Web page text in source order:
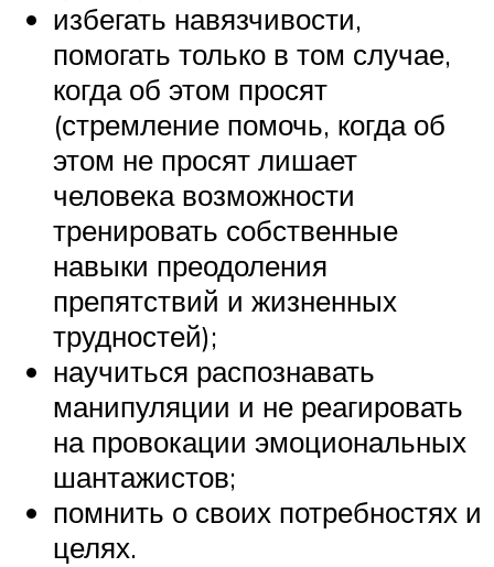
избегать навязчивости,
помогать только в том случае,
когда об этом просят
(стремление помочь, когда об
этом не просят лишает
человека возможности
тренировать собственные
навыки преодоления
препятствий и жизненных
трудностей);
научиться распознавать
манипуляции и не реагировать
на провокации эмоциональных
шантажистов;
помнить о своих потребностях и
целях.